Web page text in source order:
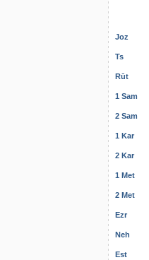
Joz
Ts
Rūt
1 Sam
2 Sam
1 Kar
2 Kar
1 Met
2 Met
Ezr
Neh
Est